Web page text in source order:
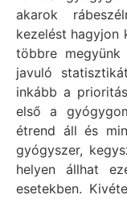
akarok
kezelést hagyjon
többre
javuló
inkább a
első a
étrend áll és
gyógyszer,
helyen állhat
esetekben.